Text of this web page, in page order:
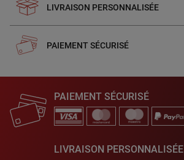
LIVRAISON PERSONNALISÉE
PAIEMENT SÉCURISÉ
PAIEMENT SÉCURISÉ
LIVRAISON PERSONNALISÉE